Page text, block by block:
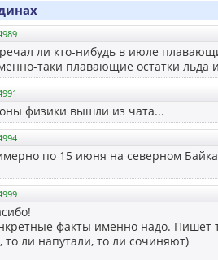
ли кто-нибудь в июле
таки плавающие остатки льда
физики вышли из чата...
по 15 июня на северном
факты именно надо. Пишет
то ли напутали, то ли сочиняют)